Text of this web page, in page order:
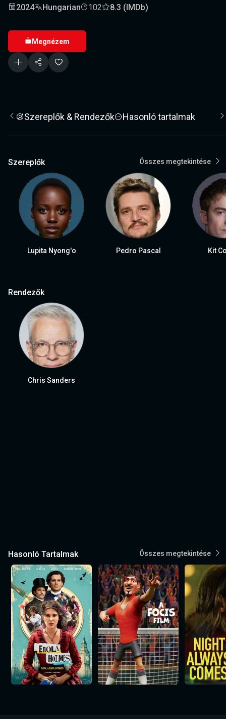
2024 Hungarian 102 8.3 (IMDb)
Megnézem
Szereplők & Rendezők Hasonló tartalmak
Szereplők Összes megtekintése
Lupita Nyong'o Pedro Pascal Kit
Rendezők
Chris Sanders
Hasonló Tartalmak Összes megtekintése